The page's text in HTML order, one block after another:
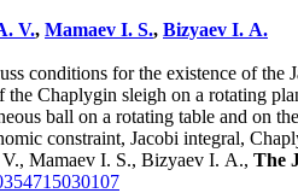
V., Mamaev I. S., Bizyaev I. A.
conditions for the existence of
Chaplygin sleigh on a rotating
ball on a rotating table and on
constraint, Jacobi integral,
Mamaev I. S., Bizyaev I. A., The